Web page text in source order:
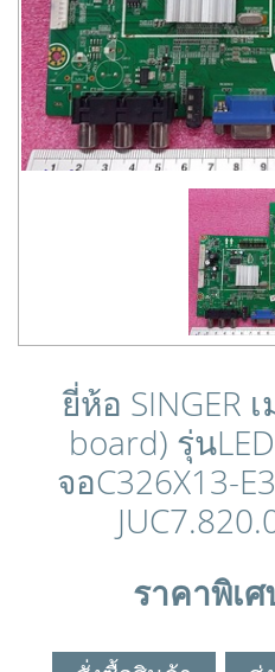
ยี่ห้อ SINGER
board) รุ่น
จอC326X13-
ราคาพิเ